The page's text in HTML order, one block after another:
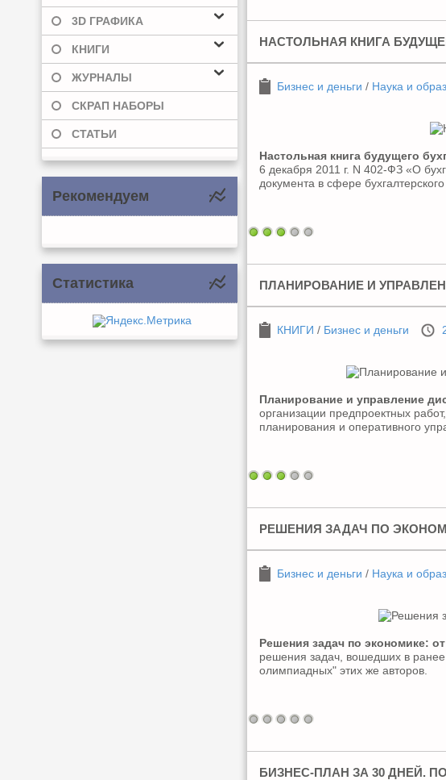
3D ГРАФИКА
КНИГИ
ЖУРНАЛЫ
СКРАП НАБОРЫ
СТАТЬИ
Рекомендуем
Статистика
НАСТОЛЬНАЯ КНИГА
Бизнес и деньги / Наука и
Настольная книга будущего
6 декабря 2011 г. N 402-ФЗ «О
документа в сфере
ПЛАНИРОВАНИЕ И
КНИГИ / Бизнес и деньги
Планирование и управление
организации предпроектных
планирования и оперативного
РЕШЕНИЯ ЗАДАЧ ПО
Бизнес и деньги / Наука и
Решения задач по экономике:
решения задач, вошедших в
олимпиадных" этих же авторов.
БИЗНЕС-ПЛАН ЗА 30 ДНЕЙ.